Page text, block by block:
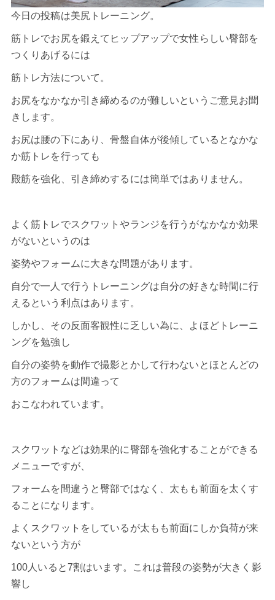
今日の投稿は美尻 トレーニング。
筋トレでお尻を鍛えてヒップアップで女性らしい臀部を
つくりあげるには
筋トレ方法について。
お尻をなかなか引き締めるのが難しいというご意見お聞
きします。
お尻は腰の下にあり、骨盤自体が後傾しているとなかな
か筋トレを行っても
殿筋を強化、引き締めするには簡単ではありません。
よく筋トレでスクワットやランジを行うがなかなか効果
がないというのは
姿勢やフォームに大きな問題があります。
自分で一人で行うトレーニングは自分の好きな時間に行
えるという利点はあります。
しかし、その反面客観性に乏しい為に、よほどトレーニ
ングを勉強し
自分の姿勢を動作で撮影とかして行わないとほとんどの
方のフォームは間違って
おこなわれています。
スクワットなどは効果的に臀部を強化することができる
メニューですが、
フォームを間違うと臀部ではなく、太もも前面を太くす
ることになります。
よくスクワットをしているが太もも前面にしか負荷が来
ないという方が
100人いると7割はいます。これは普段の姿勢が大きく影
響し